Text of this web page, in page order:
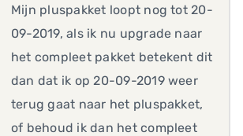
Mijn pluspakket loopt nog tot 20-
09-2019, als ik nu upgrade naar
het compleet pakket betekent dit
dan dat ik op 20-09-2019 weer
terug gaat naar het pluspakket,
of behoud ik dan het compleet